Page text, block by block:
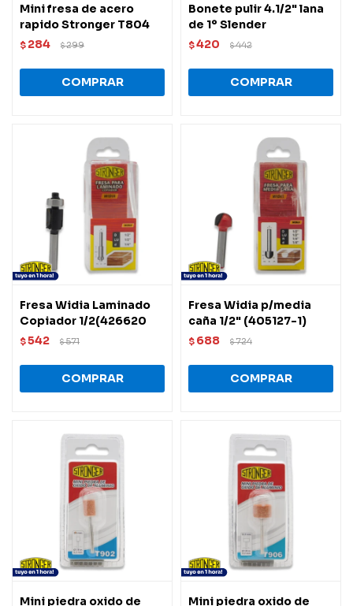
Mini fresa de acero
rapido Stronger T804
$ 284 $299
Bonete pulir 4.1/2" lana
de 1º Slender
$420 $442
Fresa Widia Laminado
Copiador 1/2(426620
$542 $571
Fresa Widia p/media
caña 1/2" (405127-1)
$ 688 $724
Mini piedra oxido de Mini piedra oxido de